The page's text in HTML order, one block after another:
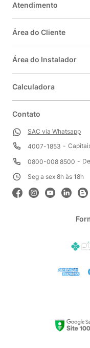
Atendimento
Área do Cliente
Área do Instalador
Calculadora
Contato
SAC via Whatsapp
4007-1853
0800-008 8500
Seg a sex 8h às 18h